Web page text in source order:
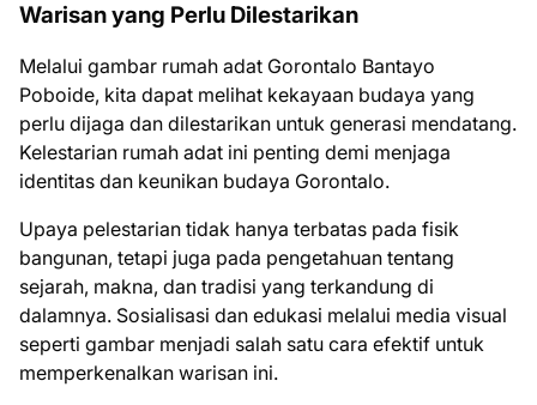
Warisan yang Perlu Dilestarikan
Melalui gambar rumah adat Gorontalo Bantayo
Poboide, kita dapat melihat kekayaan budaya yang
perlu dijaga dan dilestarikan untuk generasi mendatang.
Kelestarian rumah adat ini penting demi menjaga
identitas dan keunikan budaya Gorontalo.
Upaya pelestarian tidak hanya terbatas pada fisik
bangunan, tetapi juga pada pengetahuan tentang
sejarah, makna, dan tradisi yang terkandung di
dalamnya. Sosialisasi dan edukasi melalui media visual
seperti gambar menjadi salah satu cara efektif untuk
memperkenalkan warisan ini.